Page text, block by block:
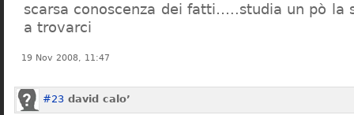
scarsa conoscenza dei fatti…..studia un pò la
a trovarci
19 Nov 2008, 11:47
#23 david calo’